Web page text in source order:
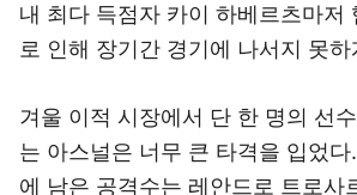
내 최다 득점자 카이 하베르츠마저
로 인해 장기간 경기에 나서지 못하
겨울 이적 시장에서 단 한 명의 선
는 아스널은 너무 큰 타격을 입었다
에 남은 공격수는 레안드로 트로사